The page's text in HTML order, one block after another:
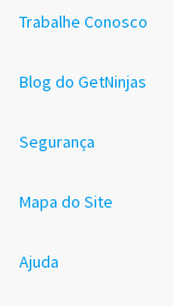
Trabalhe Conosco
Blog do GetNinjas
Segurança
Mapa do Site
Ajuda